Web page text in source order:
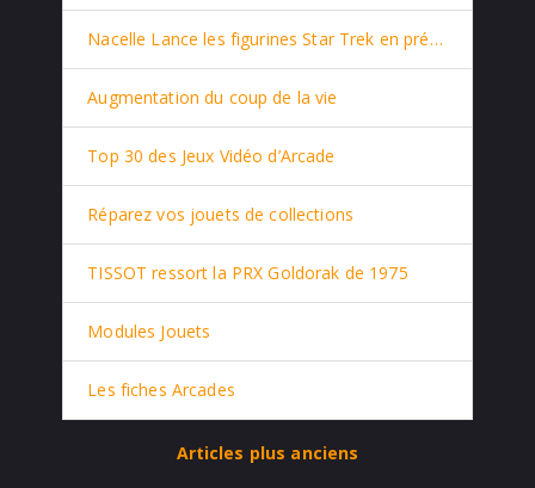
Nacelle Lance les figurines Star Trek en prévente
Augmentation du coup de la vie
Top 30 des Jeux Vidéo d’Arcade
Réparez vos jouets de collections
TISSOT ressort la PRX Goldorak de 1975
Modules Jouets
Les fiches Arcades
Articles plus anciens